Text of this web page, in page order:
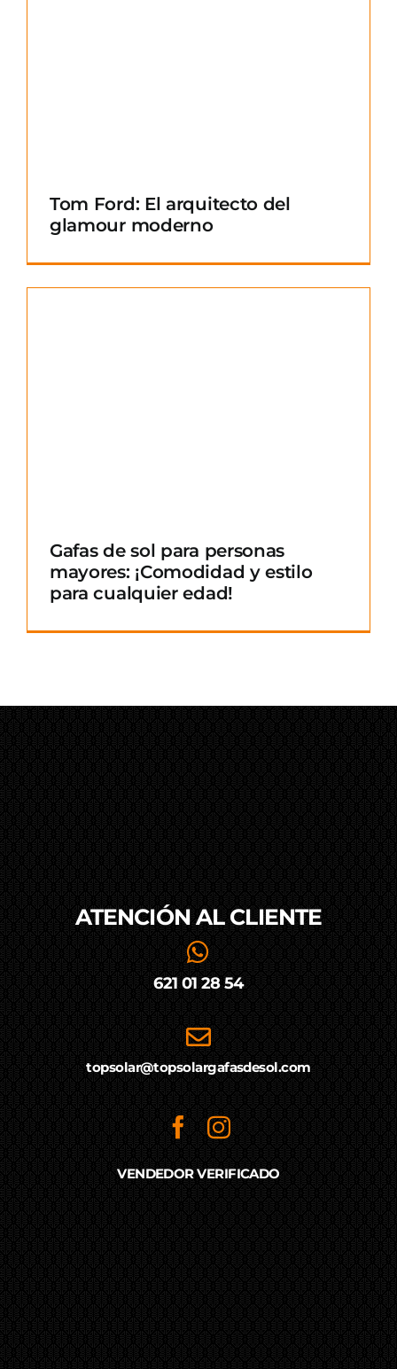
Tom Ford: El arquitecto del
glamour moderno
Gafas de sol para personas
mayores: ¡Comodidad y estilo
para cualquier edad!
ATENCIÓN AL CLIENTE
621 01 28 54
topsolar@topsolargafasdesol.com
VENDEDOR VERIFICADO